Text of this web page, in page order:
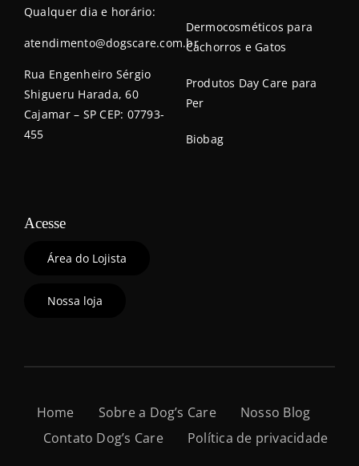
Qualquer dia e horário:
atendimento@dogscare.com.br
Rua Engenheiro Sérgio
Shigueru Harada, 60
Cajamar – SP CEP: 07793-
455
Dermocosméticos para
Cachorros e Gatos
Produtos Day Care para
Per
Biobag
Acesse
Área do Lojista
Nossa loja
Home Sobre a Dog’s Care
Nosso Blog
Contato Dog’s Care
Política de privacidade